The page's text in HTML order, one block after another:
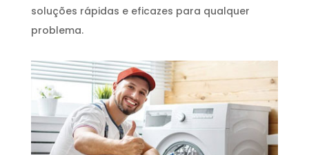
soluções rápidas e eficazes para qualquer
problema.